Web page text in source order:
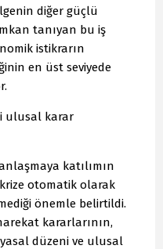
diğer güçlü
tanıyan bu iş
istikrarın
en üst seviyede
ulusal karar
katılımın
otomatik olarak
önemle belirtildi.
kararlarının,
düzeni ve ulusal